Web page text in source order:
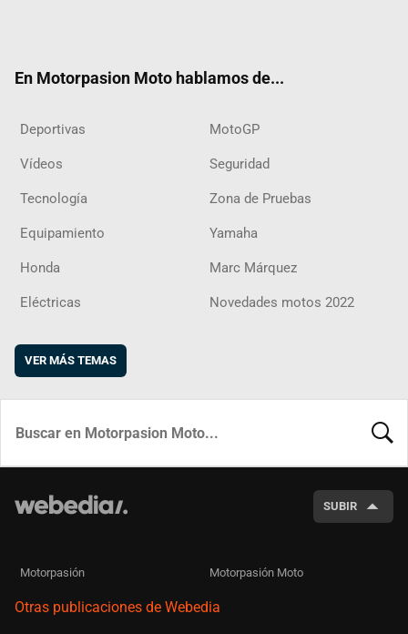
En Motorpasion Moto hablamos de...
Deportivas MotoGP
Vídeos Seguridad
Tecnología Zona de Pruebas
Equipamiento Yamaha
Honda Marc Márquez
Eléctricas Novedades motos 2022
VER MÁS TEMAS
SUBIR
Motorpasión Motorpasión Moto
Otras publicaciones de Webedia